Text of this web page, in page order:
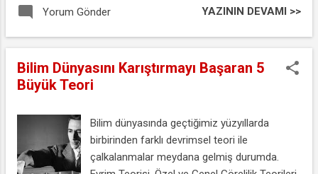
yorumuyla aşağıda yer alan videomuzdan
izleyebilirsiniz. 9 - 15 Kasım Haftalık Burç
Yorum Gönder YAZININ DEVAMI >>
Bilim Dünyasını Karıştırmayı Başaran 5
Büyük Teori
Bilim dünyasında geçtiğimiz yüzyıllarda
birbirinden farklı devrimsel teori ile
çalkalanmalar meydana gelmiş durumda.